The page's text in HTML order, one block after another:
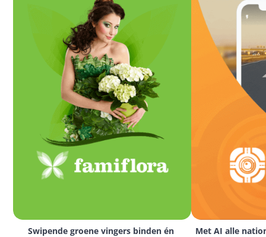
Swipende groene vingers binden én
Met AI alle